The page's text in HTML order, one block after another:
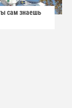
сам знаешь